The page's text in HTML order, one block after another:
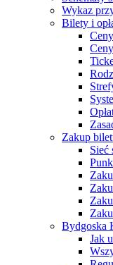
Wykaz
Bilety i
Zakup
Sieć
Bydgoska
Jak